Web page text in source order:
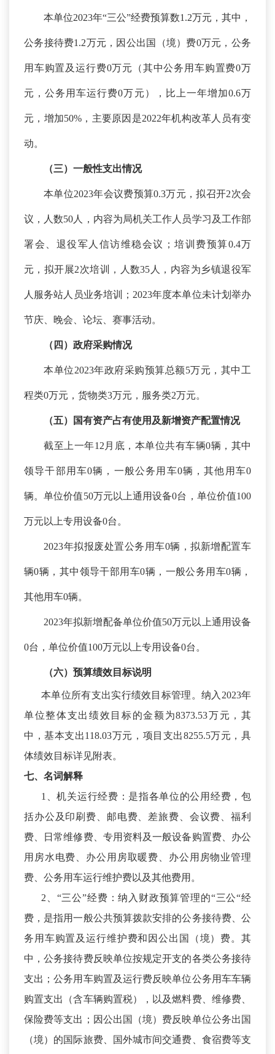
本单位2023年“三公”经费预算数1.2万元，其中，
公务接待费1.2万元，因公出国（境）费0万元，公务
用车购置及运行费0万元（其中公务用车购置费0万
元，公务用车运行费0万元），比上一年增加0.6万
元，增加50%，主要原因是2022年机构改革人员有变
动。
（三）一般性支出情况
本单位2023年会议费预算0.3万元，拟召开2次会
议，人数50人，内容为局机关工作人员学习及工作部
署会、退役军人信访维稳会议；培训费预算0.4万
元，拟开展2次培训，人数35人，内容为乡镇退役军
人服务站人员业务培训； 2023年度本单位未计划举办
节庆、晚会、论坛、赛事活动。
（四）政府采购情况
本单位2023年政府采购预算总额5万元，其中工
程类0万元，货物类3万元，服务类2万元。
（五）国有资产占有使用及新增资产配置情况
截至上一年12月底，本单位共有车辆0辆，其中
领导干部用车0辆，一般公务用车0辆，其他用车0
辆。单位价值50万元以上通用设备0台，单位价值100
万元以上专用设备0台。
2023年拟报废处置公务用车0辆，拟新增配置车
辆0辆，其中领导干部用车0辆，一般公务用车0辆，
其他用车0辆。
2023年拟新增配备单位价值50万元以上通用设备
0台，单位价值100万元以上专用设备0台。
（六）预算绩效 目标说明
本单位所有支出实行绩效目标管理。纳入 2023年
单位整体支出绩效目标的金额为8373.53万元，其
中，基本支出118.03万元，项目支出8255.5万元，具
体绩效目标详见附表。
七、名词解释
1、机关运行经费：是指各单位的公用经费，包
括办公及印刷费、邮电费、差旅费、会议费、福利
费、日常维修费、专用资料及一般设备购置费、办公
用房水电费、办公用房取暖费、办公用房物业管理
费、公务用车运行维护费以及其他费用。
2、“三公”经费：纳入财政预算管理的“三公“经
费，是指用一般公共预算拨款安排的公务接待费、公
务用车购置及运行维护费和因公出国（境）费。其
中，公务接待费反映单位按规定开支的各类公务接待
支出；公务用车购置及运行费反映单位公务用车车辆
购置支出（含车辆购置税），以及燃料费、维修费、
保险费等支出；因公出国（境）费反映单位公务出国
（境）的国际旅费、国外城市间交通费、食宿费等支